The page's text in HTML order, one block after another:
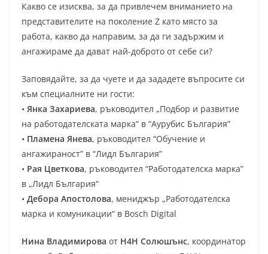
Какво се изисква, за да привлечем вниманието на
представителите на поколение Z като място за
работа, какво да направим, за да ги задържим и
ангажираме да дават най-доброто от себе си?
Заповядайте, за да чуете и да зададете въпросите си
към специалните ни гости:
• Янка Захариева, ръководител „Подбор и развитие
на работодателската марка“ в “Аурубис България”
• Пламена Янева, ръководител “Обучение и
ангажираност” в “Лидл България”
• Рая Цветкова, ръководител “Работодателска марка”
в „Лидл България“
• Дебора Апостолова, мениджър „Работодателска
марка и комуникации“ в Bosch Digital
Нина Владимирова от Н4Н Солюшънс, координатор